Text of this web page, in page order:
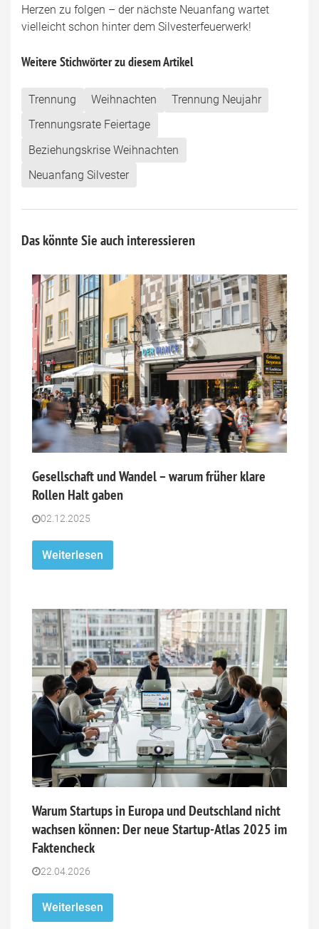
Herzen zu folgen – der nächste Neuanfang wartet
vielleicht schon hinter dem Silvesterfeuerwerk!
Weitere Stichwörter zu diesem Artikel
Trennung Weihnachten
Trennung Neujahr
Trennungsrate Feiertage
Beziehungskrise Weihnachten
Neuanfang Silvester
Das könnte Sie auch interessieren
Gesellschaft und Wandel – warum früher klare
Rollen Halt gaben
02.12.2025
Weiterlesen
Warum Startups in Europa und Deutschland nicht
wachsen können: Der neue Startup-Atlas 2025 im
Faktencheck
22.04.2026
Weiterlesen